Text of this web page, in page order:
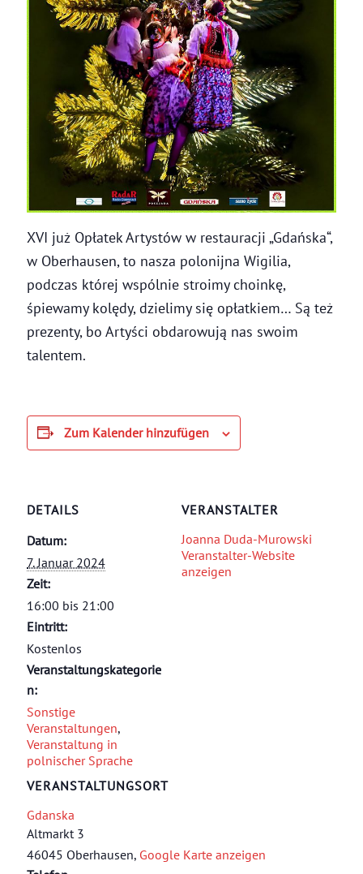
XVI już Opłatek Artystów w restauracji „Gdańska“,
w Oberhausen, to nasza polonijna Wigilia,
podczas której wspólnie stroimy choinkę,
śpiewamy kolędy, dzielimy się opłatkiem… Są też
prezenty, bo Artyści obdarowują nas swoim
talentem.
Zum Kalender hinzufügen
DETAILS
Datum:
7. Januar 2024
Zeit:
16:00 bis 21:00
Eintritt:
Kostenlos
Veranstaltungskategorie
n:
Sonstige
Veranstaltungen,
Veranstaltung in
polnischer Sprache
VERANSTALTUNGSORT
Gdanska
Altmarkt 3
46045 Oberhausen, Google Karte anzeigen
VERANSTALTER
Joanna Duda-Murowski
Veranstalter-Website
anzeigen